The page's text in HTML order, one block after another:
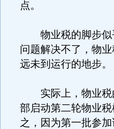
点。
物业税的脚步似
问题解决不了，物
远未到运行的地步。
实际上，物业税
部启动第二轮物业
之，因为第一批参